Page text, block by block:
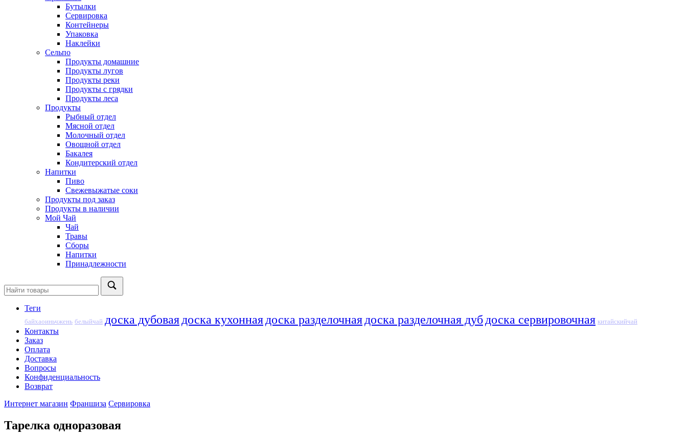
Бутылки
Сервировка
Контейнеры
Упаковка
Наклейки
Сельпо
Продукты домашние
Продукты лугов
Продукты реки
Продукты с грядки
Продукты леса
Продукты
Рыбный отдел
Мясной отдел
Молочный отдел
Овощной отдел
Бакалея
Кондитерский отдел
Напитки
Пиво
Cвежевыжатые соки
Продукты под заказ
Продукты в наличии
Мой Чай
Чай
Травы
Сборы
Напитки
Принадлежности
Теги
байхаоиньчжень белыйчай доска дубовая доска кухонная доска разделочная доска разделочная дуб доска сервировочная китайскийчай
Контакты
Заказ
Оплата
Доставка
Вопросы
Конфиденциальность
Возврат
Интернет магазин Франшиза Сервировка
Тарелка одноразовая